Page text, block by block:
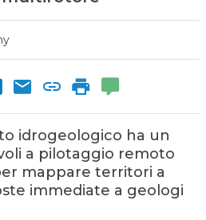
idrogeologico ha un
a pilotaggio remoto
mappare territori a
immediate a geologi